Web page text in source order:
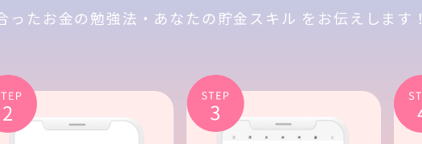
ったお金の勉強法・ あなたの貯金スキル をお伝えします！